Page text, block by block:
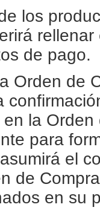
los
de pago.
Orden de
la
para
el
de
en su